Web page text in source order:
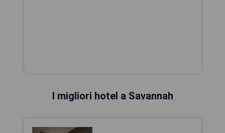
I migliori hotel a Savannah